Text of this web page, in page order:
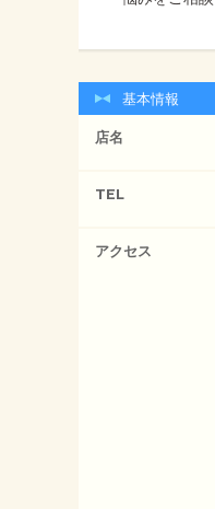
基本情報
店名
TEL
アクセス